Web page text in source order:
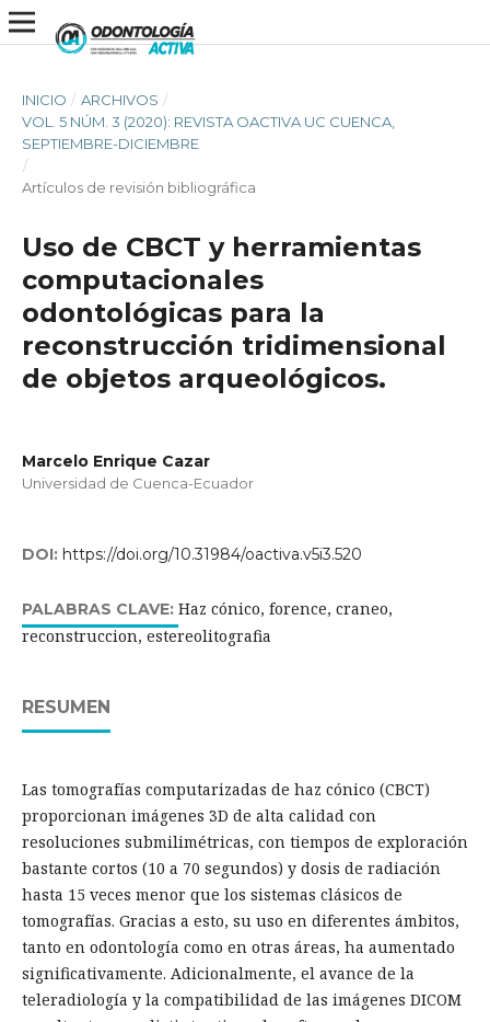
INICIO / ARCHIVOS /
VOL. 5 NÚM. 3 (2020): REVISTA OACTIVA UC CUENCA,
SEPTIEMBRE-DICIEMBRE
/
Artículos de revisión bibliográfica
Uso de CBCT y herramientas
computacionales
odontológicas para la
reconstrucción tridimensional
de objetos arqueológicos.
Marcelo Enrique Cazar
Universidad de Cuenca-Ecuador
DOI: https://doi.org/10.31984/oactiva.v5i3.520
PALABRAS CLAVE: Haz cónico, forence, craneo,
reconstruccion, estereolitografia
RESUMEN
Las tomografías computarizadas de haz cónico (CBCT)
proporcionan imágenes 3D de alta calidad con
resoluciones submilimétricas, con tiempos de exploración
bastante cortos (10 a 70 segundos) y dosis de radiación
hasta 15 veces menor que los sistemas clásicos de
tomografías. Gracias a esto, su uso en diferentes ámbitos,
tanto en odontología como en otras áreas, ha aumentado
significativamente. Adicionalmente, el avance de la
teleradiología y la compatibilidad de las imágenes DICOM